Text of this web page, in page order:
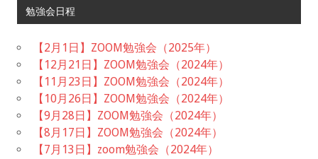
勉強会日程
【2月1日】ZOOM勉強会（2025年）
【12月21日】ZOOM勉強会（2024年）
【11月23日】ZOOM勉強会（2024年）
【10月26日】ZOOM勉強会（2024年）
【9月28日】ZOOM勉強会（2024年）
【8月17日】ZOOM勉強会（2024年）
【7月13日】zoom勉強会（2024年）